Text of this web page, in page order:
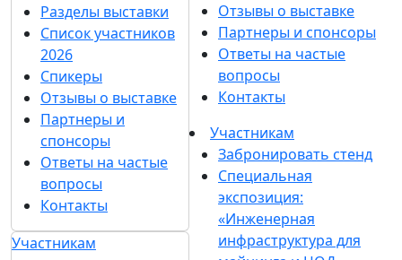
Разделы выставки
Список участников
2026
Спикеры
Отзывы о выставке
Партнеры и
спонсоры
Ответы на частые
вопросы
Контакты
Участникам
Отзывы о выставке
Партнеры и спонсоры
Ответы на частые
вопросы
Контакты
Участникам
Забронировать стенд
Специальная
экспозиция:
«Инженерная
инфраструктура для